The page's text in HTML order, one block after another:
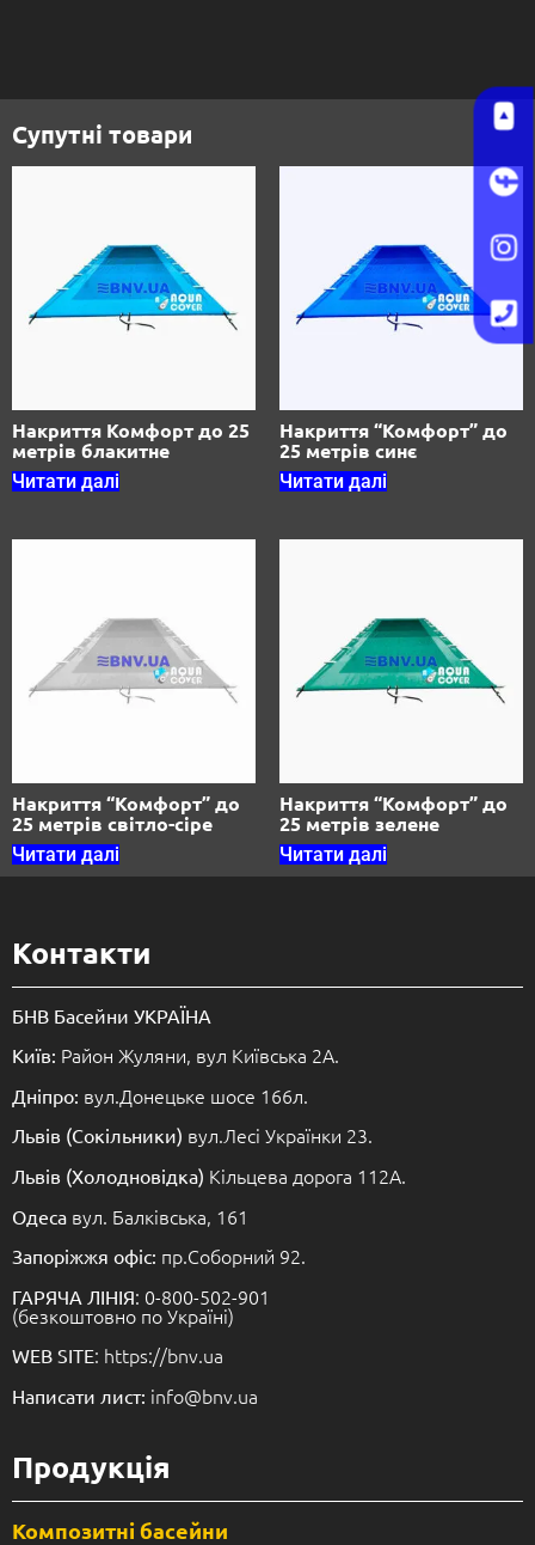
Супутні товари
Накриття Комфорт до 25
метрів блакитне
Читати далі
Накриття “Комфорт” до
25 метрів синє
Читати далі
Накриття “Комфорт” до
25 метрів світло-сіре
Читати далі
Накриття “Комфорт” до
25 метрів зелене
Читати далі
Контакти
БНВ Басейни УКРАЇНА
Київ: Район Жуляни, вул Київська 2А.
Дніпро: вул.Донецьке шосе 166л.
Львів (Сокільники) вул.Лесі Українки 23.
Львів (Холодновідка) Кільцева дорога 112А.
Одеса вул. Балківська, 161
Запоріжжя офіс: пр.Соборний 92.
ГАРЯЧА ЛІНІЯ: 0-800-502-901
(безкоштовно по Україні)
WEB SITE: https://bnv.ua
Написати лист: info@bnv.ua
Продукція
Композитні басейни